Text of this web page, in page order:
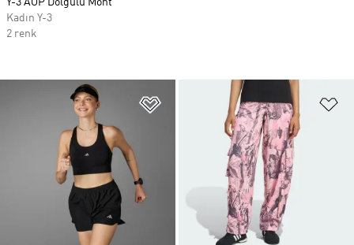
Favori Listesine Ekle
Kadın Y-3
2 renk